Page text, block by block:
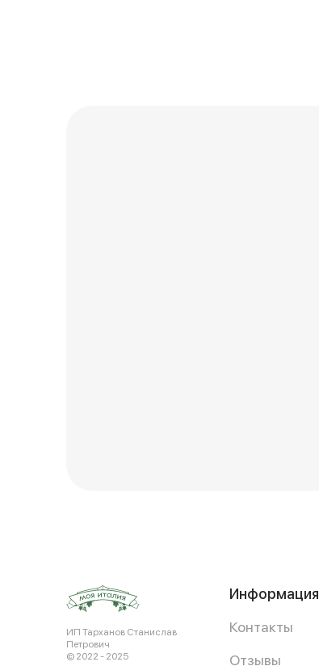
ИП Тарханов Станислав
Петрович
© 2022 - 2025
Информация
Контакты
Отзывы